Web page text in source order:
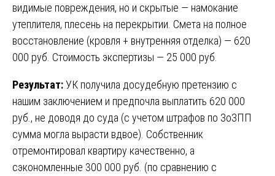
видимые повреждения, но и скрытые — намокание
утеплителя, плесень на перекрытии. Смета на полное
восстановление (кровля + внутренняя отделка) — 620
000 руб. Стоимость экспертизы — 25 000 руб.
Результат:УК получила досудебную претензию с
нашим заключением и предпочла выплатить 620 000
руб., не доводя до суда (с учетом штрафов по ЗоЗПП
сумма могла вырасти вдвое). Собственник
отремонтировал квартиру качественно, а
сэкономленные 300 000 руб. (по сравнению с